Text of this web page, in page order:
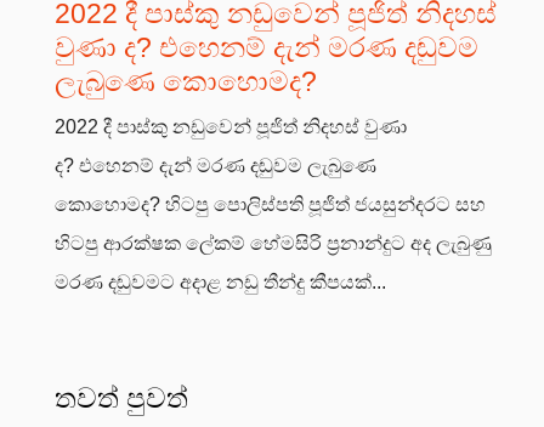
2022 දී පාස්කු නඩුවෙන් පූජිත් නිදහස්
වුණා ද? එහෙනම් දැන් මරණ දඬුවම
ලැබුණෙ කොහොමද?
2022 දී පාස්කු නඩුවෙන් පූජිත් නිදහස් වුණා
ද? එහෙනම් දැන් මරණ දඬුවම ලැබුණෙ
කොහොමද? හිටපු පොලිස්පති පූජිත් ජයසුන්දරට සහ
හිටපු ආරක්ෂක ලේකම් හේමසිරි ප්‍රනාන්දුට අද ලැබුණු
මරණ දඬුවමට අදාළ නඩු තීන්දු කීපයක්...
තවත් පුවත්